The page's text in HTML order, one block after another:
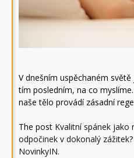
V dnešním uspěchaném
tím posledním, na co
naše tělo provádí zásadní
The post Kvalitní spánek jako
odpočinek v dokonalý zážitek?
NovinkyIN.